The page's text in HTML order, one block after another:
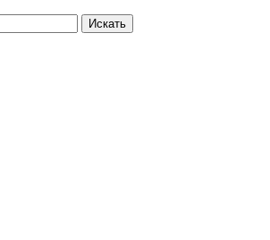
Искать